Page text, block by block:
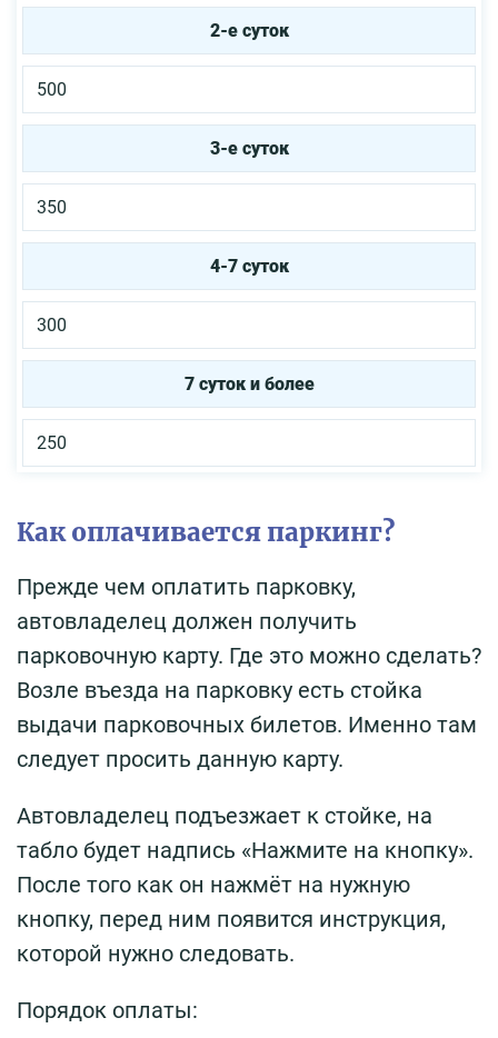
2-е суток
500
3-е суток
350
4-7 суток
300
7 суток и более
250
Как оплачивается паркинг?
Прежде чем оплатить парковку,
автовладелец должен получить
парковочную карту. Где это можно сделать?
Возле въезда на парковку есть стойка
выдачи парковочных билетов. Именно там
следует просить данную карту.
Автовладелец подъезжает к стойке, на
табло будет надпись «Нажмите на кнопку».
После того как он нажмёт на нужную
кнопку, перед ним появится инструкция,
которой нужно следовать.
Порядок оплаты: